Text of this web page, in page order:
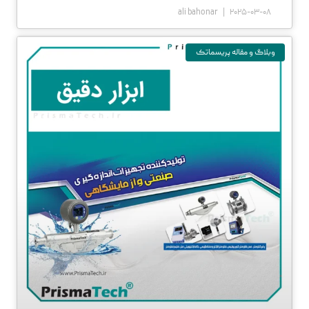
ali bahonar 2025-03-08
وبلاگ و مقاله پریسماتک